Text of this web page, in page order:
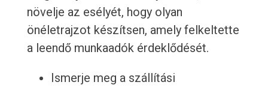
növelje az esélyét, hogy olyan
önéletrajzot készítsen, amely felkeltette
a leendő munkaadók érdeklődését.
Ismerje meg a szállítási